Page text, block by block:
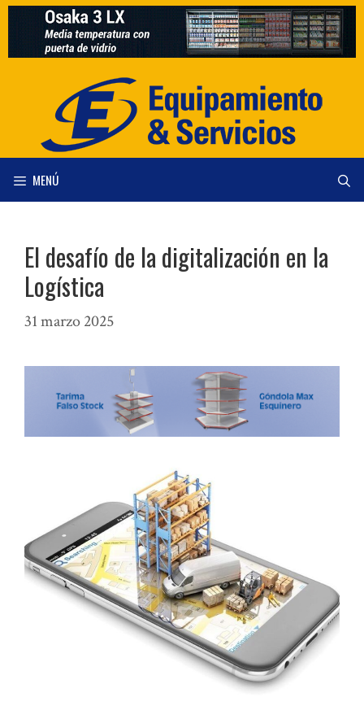
Saltar
contenido
MENÚ
El desafío de la digitalización en la
Logística
31 marzo 2025